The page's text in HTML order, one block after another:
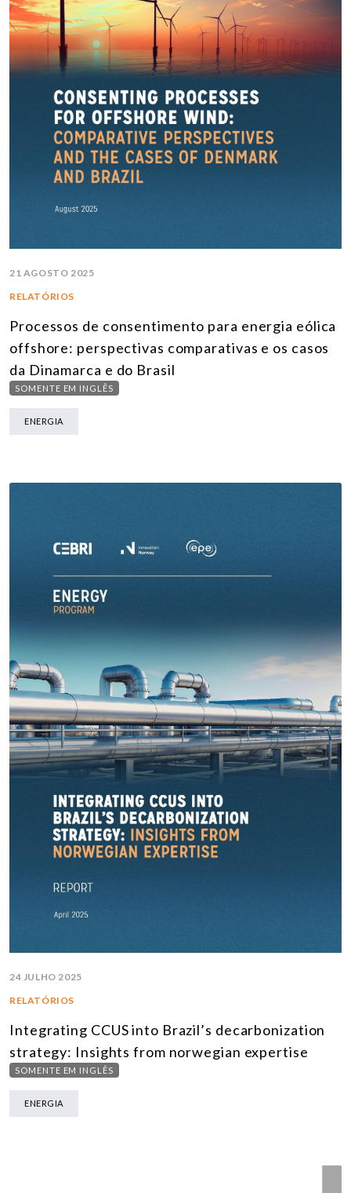
21 AGOSTO 2025
RELATÓRIOS
Processos de consentimento para energia eólica
offshore: perspectivas comparativas e os casos
da Dinamarca e do Brasil
SOMENTE EM INGLÊS
ENERGIA
24 JULHO 2025
RELATÓRIOS
Integrating CCUS into Brazil’s decarbonization
strategy: Insights from norwegian expertise
SOMENTE EM INGLÊS
ENERGIA